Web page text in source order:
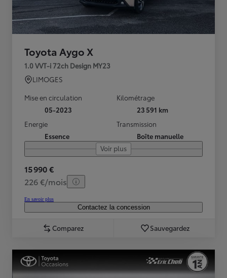
Toyota Aygo X
1.0 VVT-i 72ch Design MY23
LIMOGES
Mise en circulation
05-2023
Kilométrage
23 591 km
Energie
Essence
Transmission
Boîte manuelle
Voir plus
15 990 €
226 €/mois
En savoir plus
Contactez la concession
Comparez Sauvegardez